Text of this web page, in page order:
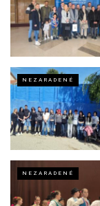
NEZARADENÉ
NEZARADENÉ